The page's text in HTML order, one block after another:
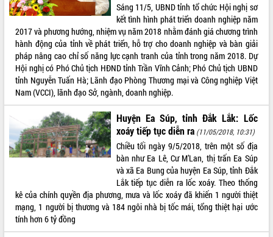
Sáng 11/5, UBND tỉnh tổ chức Hội nghị sơ
kết tình hình phát triển doanh nghiệp năm
2017 và phương hướng, nhiệm vụ năm 2018 nhằm đánh giá chương trình
hành động của tỉnh về phát triển, hỗ trợ cho doanh nghiệp và bàn giải
pháp nâng cao chỉ số năng lực cạnh tranh của tỉnh trong năm 2018. Dự
Hội nghị có Phó Chủ tịch HĐND tỉnh Trần Vĩnh Cảnh; Phó Chủ tịch UBND
tỉnh Nguyễn Tuấn Hà; Lãnh đạo Phòng Thương mại và Công nghiệp Việt
Nam (VCCI), lãnh đạo Sở, ngành, doanh nghiệp.
Huyện Ea Súp, tỉnh Đắk Lắk: Lốc
xoáy tiếp tục diễn ra (11/05/2018, 10:31)
Chiều tối ngày 9/5/2018, trên một số địa
bàn như Ea Lê, Cư M’Lan, thị trấn Ea Súp
và xã Ea Bung của huyện Ea Súp, tỉnh Đắk
Lắk tiếp tục diễn ra lốc xoáy. Theo thống
kê của chính quyền địa phương, mưa và lốc xoáy đã khiến 1 người thiệt
mạng, 1 người bị thương và 184 ngôi nhà bị tốc mái, tổng thiệt hại ước
tính hơn 6 tỷ đồng